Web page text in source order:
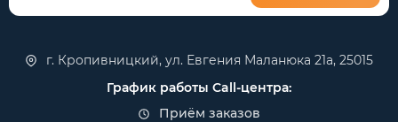
г. Кропивницкий, ул. Евгения Маланюка 21а, 25015
График работы Call-центра:
Приём заказов